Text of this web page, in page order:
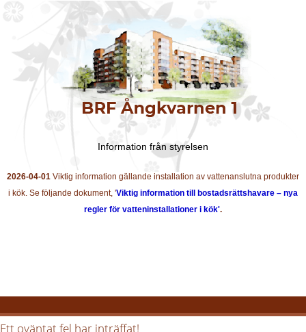
Information från styrelsen
2026-04-01 Viktig information gällande installation av vattenanslutna produkter
i kök. Se följande dokument, 'Viktig information till bostadsrättshavare – nya
regler för vatteninstallationer i kök'.
Ett oväntat fel har inträffat!